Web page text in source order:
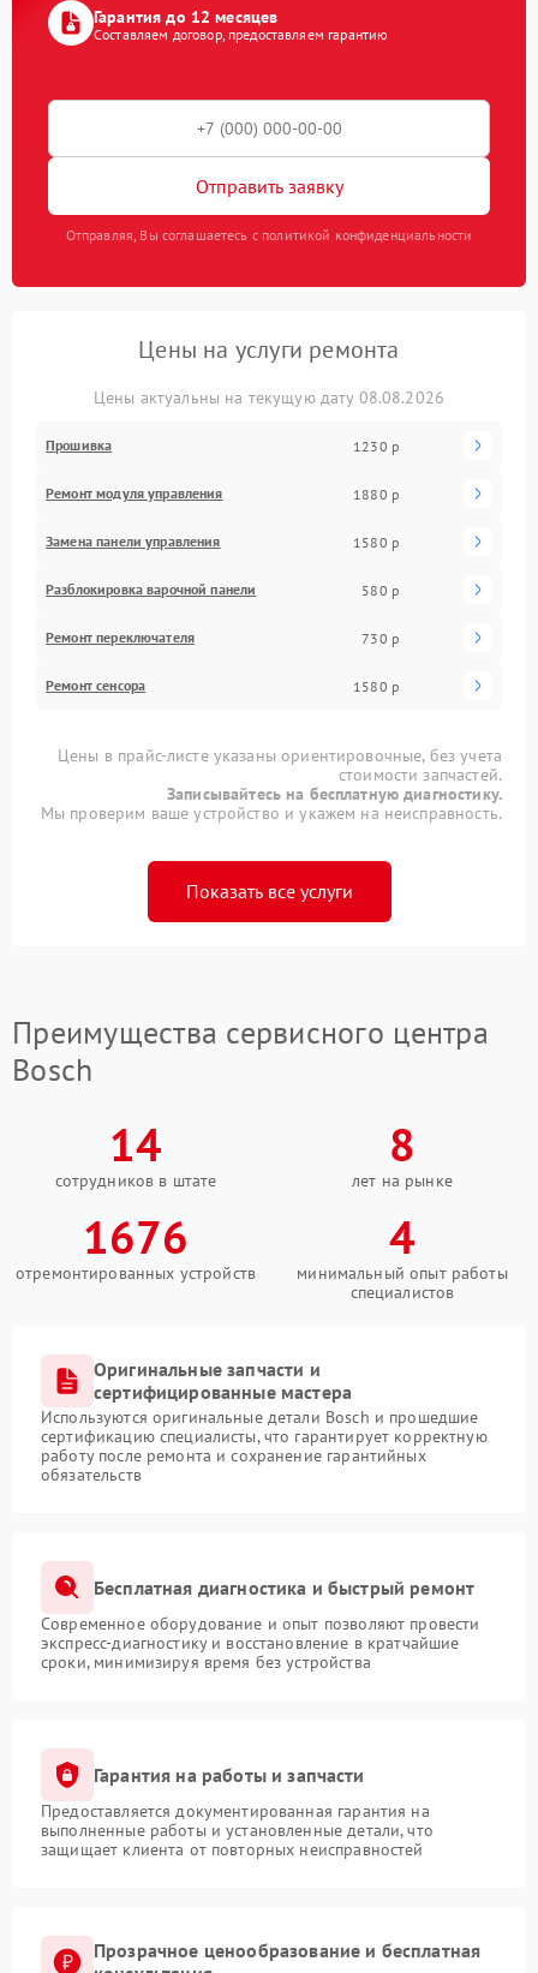
Гарантия до 12 месяцев
Составляем договор, предоставляем гарантию
Отправить заявку
Отправляя, Вы соглашаетесь с политикой конфиденциальности
Цены на услуги ремонта
Цены актуальны на текущую дату 08.08.2026
Прошивка 1230 р
Ремонт модуля управления 1880 р
Замена панели управления 1580 р
Разблокировка варочной панели 580 р
Ремонт переключателя 730 р
Ремонт сенсора 1580 р
Цены в прайс-листе указаны ориентировочные, без учета
стоимости запчастей.
Записывайтесь на бесплатную диагностику.
Мы проверим ваше устройство и укажем на неисправность.
Показать все услуги
Преимущества сервисного центра
Bosch
14
сотрудников в штате
8
лет на рынке
1676
отремонтированных устройств
4
минимальный опыт работы
специалистов
Оригинальные запчасти и
сертифицированные мастера
Используются оригинальные детали Bosch и прошедшие
сертификацию специалисты, что гарантирует корректную
работу после ремонта и сохранение гарантийных
обязательств
Бесплатная диагностика и быстрый ремонт
Современное оборудование и опыт позволяют провести
экспресс-диагностику и восстановление в кратчайшие
сроки, минимизируя время без устройства
Гарантия на работы и запчасти
Предоставляется документированная гарантия на
выполненные работы и установленные детали, что
защищает клиента от повторных неисправностей
Прозрачное ценообразование и бесплатная